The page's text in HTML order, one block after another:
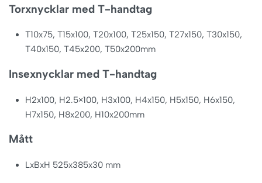
Torxnycklar med T-handtag
T10x75, T15x100, T20x100, T25x150, T27x150, T30x150,
T40x150, T45x200, T50x200mm
Insexnycklar med T-handtag
H2x100, H2.5×100, H3x100, H4x150, H5x150, H6x150,
H7x150, H8x200, H10x200mm
Mått
LxBxH 525x385x30 mm